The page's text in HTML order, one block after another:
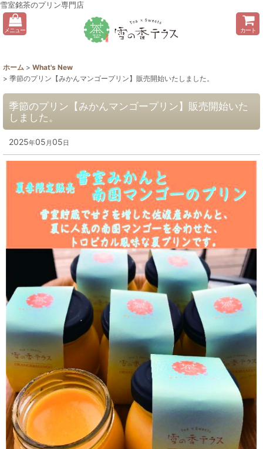
雪室銘茶のプリン専門店
メニュー カート
ホーム > What's New
> 季節のプリン【みかんマンゴープリン】販売開始いたしました。
季節のプリン【みかんマンゴープリン】販売開始いた
しました。
2025年05 月 05日